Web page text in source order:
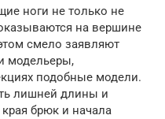
ноги не только не
на вершине
смело заявляют
модельеры,
подобные модели.
лишней длины и
брюк и начала